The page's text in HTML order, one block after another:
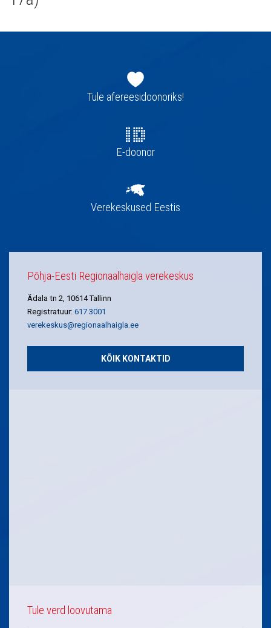
navigatsioonTule afereesidoonoriks!
E-doonor
Verekeskused Eestis
Põhja-Eesti Regionaalhaigla verekeskus
Ädala tn 2, 10614 Tallinn
Registratuur: 617 3001
verekeskus@regionaalhaigla.ee
KÕIK KONTAKTID
Tule verd loovutama